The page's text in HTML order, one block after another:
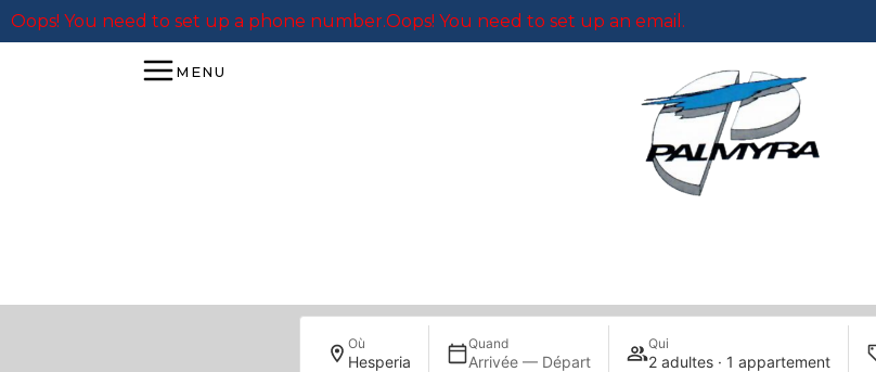
Oops! You need to set up an email.
Oops! You need to set up a phone number.
MENU
Nous lançons des offres périodiquement. A bientôt
Où
Hesperia
Quand
Arrivée — Départ
Qui
2 adultes · 1 appartement